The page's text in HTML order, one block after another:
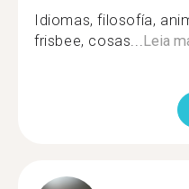
Idiomas, filosofía,
frisbee, cosas...Leia